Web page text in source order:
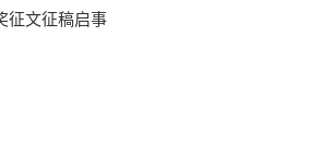
征文征稿启事